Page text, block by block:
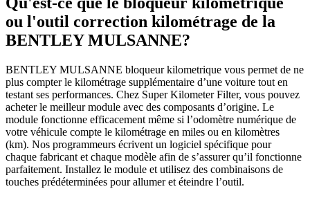
ou l'outil correction kilométrage de la
BENTLEY MULSANNE?
BENTLEY MULSANNE bloqueur kilometrique vous permet de ne
plus compter le kilométrage supplémentaire d’une voiture tout en
testant ses performances. Chez Super Kilometer Filter, vous pouvez
acheter le meilleur module avec des composants d’origine. Le
module fonctionne efficacement même si l’odomètre numérique de
votre véhicule compte le kilométrage en miles ou en kilomètres
(km). Nos programmeurs écrivent un logiciel spécifique pour
chaque fabricant et chaque modèle afin de s’assurer qu’il fonctionne
parfaitement. Installez le module et utilisez des combinaisons de
touches prédéterminées pour allumer et éteindre l’outil.